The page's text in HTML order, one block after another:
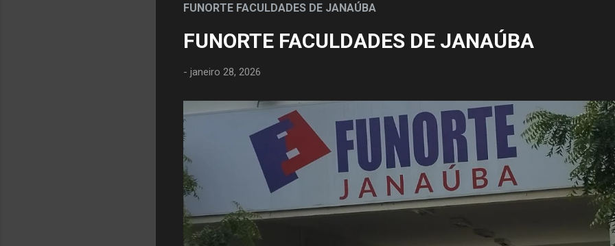
FUNORTE FACULDADES DE JANAÚBA
FUNORTE FACULDADES DE JANAÚBA
- janeiro 28, 2026